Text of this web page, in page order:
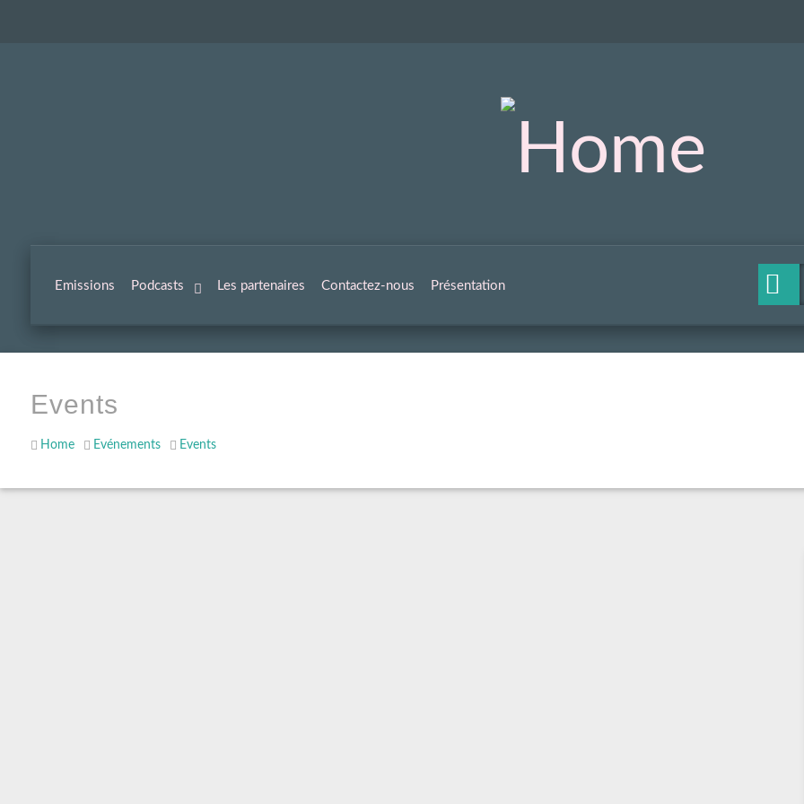
Emissions Podcasts Les partenaires Contactez-nous Présentation
Events
Home Evénements Events